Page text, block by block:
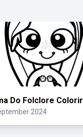
Do Folclore Colorir
2024